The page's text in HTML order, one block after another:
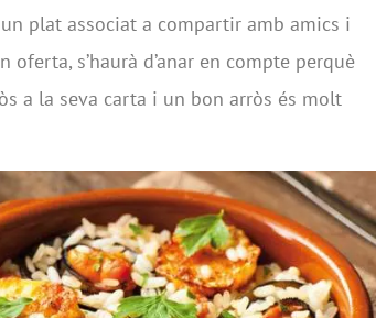
plat associat a compartir amb amics i
s’haurà d’anar en compte perquè
a la seva carta i un bon arròs és molt